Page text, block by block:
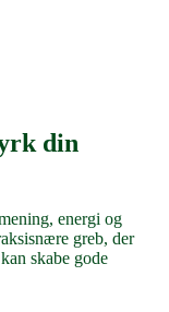
din
energi og
greb, der
skabe gode